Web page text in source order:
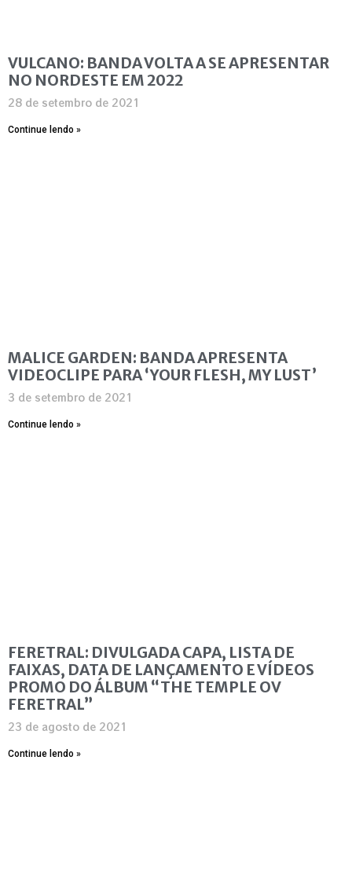
VULCANO: BANDA VOLTA A SE APRESENTAR
NO NORDESTE EM 2022
28 de setembro de 2021
Continue lendo »
MALICE GARDEN: BANDA APRESENTA
VIDEOCLIPE PARA ‘YOUR FLESH, MY LUST’
3 de setembro de 2021
Continue lendo »
FERETRAL: DIVULGADA CAPA, LISTA DE
FAIXAS, DATA DE LANÇAMENTO E VÍDEOS
PROMO DO ÁLBUM “THE TEMPLE OV
FERETRAL”
23 de agosto de 2021
Continue lendo »